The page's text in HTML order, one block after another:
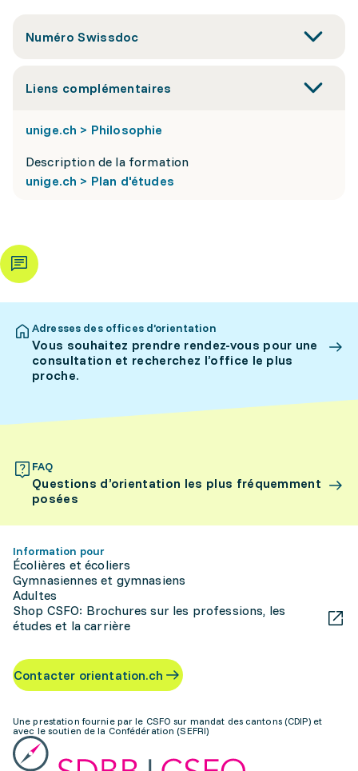
Numéro Swissdoc
Liens complémentaires
unige.ch > Philosophie
Description de la formation
unige.ch > Plan d'études
Adresses des offices d’orientation
Vous souhaitez prendre rendez-vous pour une
consultation et recherchez l’office le plus
proche.
FAQ
Questions d’orientation les plus fréquemment
posées
Information pour
Écolières et écoliers
Gymnasiennes et gymnasiens
Adultes
Shop CSFO: Brochures sur les professions, les
études et la carrière
Contacter orientation.ch
Une prestation fournie par le CSFO sur mandat des cantons (CDIP) et
avec le soutien de la Confédération (SEFRI)